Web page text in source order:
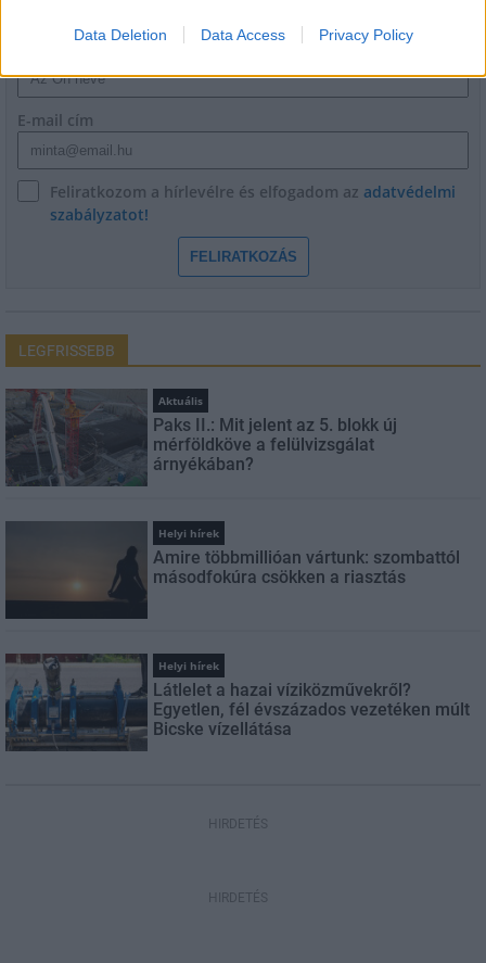
Data Deletion Data Access Privacy Policy
E-mail cím
Feliratkozom a hírlevélre és elfogadom az adatvédelmi
szabályzatot!
FELIRATKOZÁS
LEGFRISSEBB
Aktuális
Paks II.: Mit jelent az 5. blokk új
mérföldköve a felülvizsgálat
árnyékában?
Helyi hírek
Amire többmillióan vártunk: szombattól
másodfokúra csökken a riasztás
Helyi hírek
Látlelet a hazai víziközművekről?
Egyetlen, fél évszázados vezetéken múlt
Bicske vízellátása
HIRDETÉS
HIRDETÉS